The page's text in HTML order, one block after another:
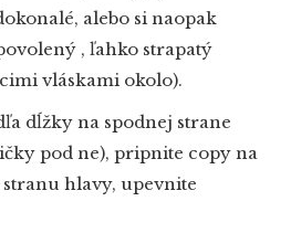
alebo si naopak
, ľahko strapatý
vláskami okolo).
dĺžky na spodnej strane
pod ne), pripnite copy na
hlavy, upevnite